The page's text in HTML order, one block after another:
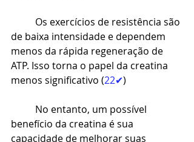
Os exercícios de resistência são
de baixa intensidade e dependem
menos da rápida regeneração de
ATP. Isso torna o papel da creatina
menos significativo (22✔)
No entanto, um possível
benefício da creatina é sua
capacidade de melhorar suas